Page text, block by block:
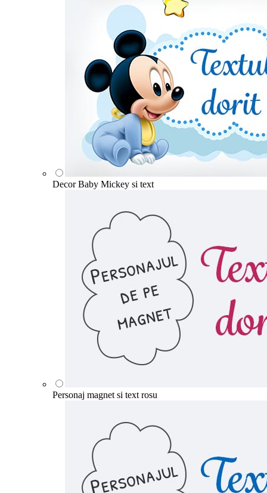
Decor Baby Mickey si text
Personaj magnet si text rosu